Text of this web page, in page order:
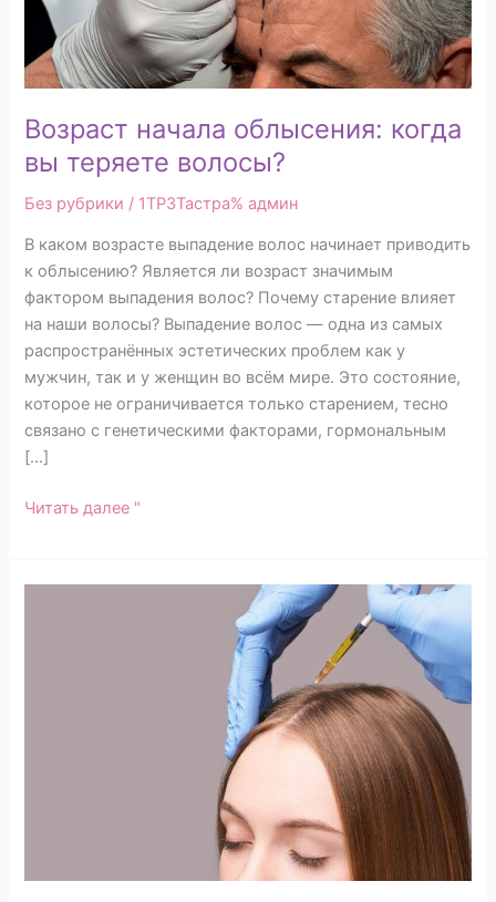
Возраст начала облысения: когда
вы теряете волосы?
Без рубрики / 1TP3Тастра% админ
В каком возрасте выпадение волос начинает приводить
к облысению? Является ли возраст значимым
фактором выпадения волос? Почему старение влияет
на наши волосы? Выпадение волос — одна из самых
распространённых эстетических проблем как у
мужчин, так и у женщин во всём мире. Это состояние,
которое не ограничивается только старением, тесно
связано с генетическими факторами, гормональным
[…]
вы
теряете
волосы?
Читать далее "